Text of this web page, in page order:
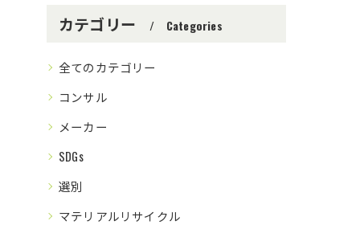
カテゴリー Categories
全てのカテゴリー
コンサル
メーカー
SDGs
選別
マテリアルリサイクル